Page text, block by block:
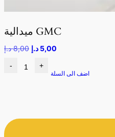
ميدالية GMC
8,00 د.إ 5,00 د.إ
- +
اضف الى السلة